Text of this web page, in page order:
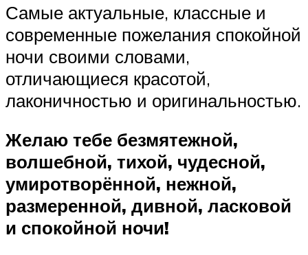
Самые актуальные, классные и
современные пожелания спокойной
ночи своими словами,
отличающиеся красотой,
лаконичностью и оригинальностью.
Желаю тебе безмятежной,
волшебной, тихой, чудесной,
умиротворённой, нежной,
размеренной, дивной, ласковой
и спокойной ночи!